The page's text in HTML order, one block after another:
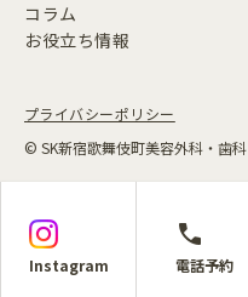
Instagram 電話予約
コラム
お役立ち情報
プライバシーポリシー
© SK新宿歌舞伎町美容外科・歯科